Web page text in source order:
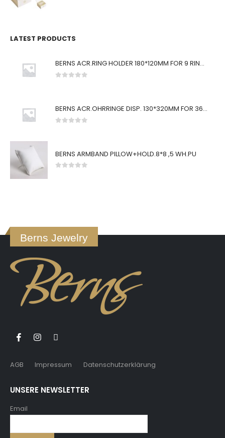
LATEST PRODUCTS
BERNS ACR.RING HOLDER 180*120MM FOR 9 RINGS
BERNS ACR.OHRRINGE DISP. 130*320MM FOR 36 PAIRS
BERNS ARMBAND PILLOW+HOLD.8*8 ,5 WH.PU
Berns Jewelry
AGB Impressum Datenschutzerklärung
UNSERE NEWSLETTER
Email